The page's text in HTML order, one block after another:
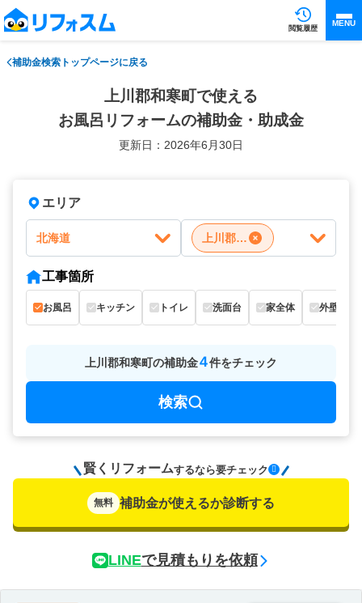
閲覧履歴
MENU
補助金検索トップページに戻る
上川郡和寒町で使える
お風呂リフォームの補助金・助成金
更新日：2026年6月30日
エリア
北海道 上川郡和寒町
工事箇所
お風呂 キッチン トイレ 洗面台 家全体 外壁
上川郡和寒町の補助金4件をチェック
検索
賢くリフォームするなら要チェック
無料 補助金が使えるか診断する
LINEで見積もりを依頼